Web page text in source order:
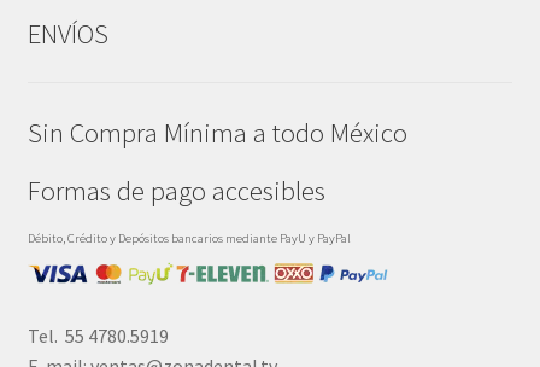
ENVÍOS
Sin Compra Mínima a todo México
Formas de pago accesibles
Débito, Crédito y Depósitos bancarios mediante PayU y PayPal
Tel. 55 4780.5919